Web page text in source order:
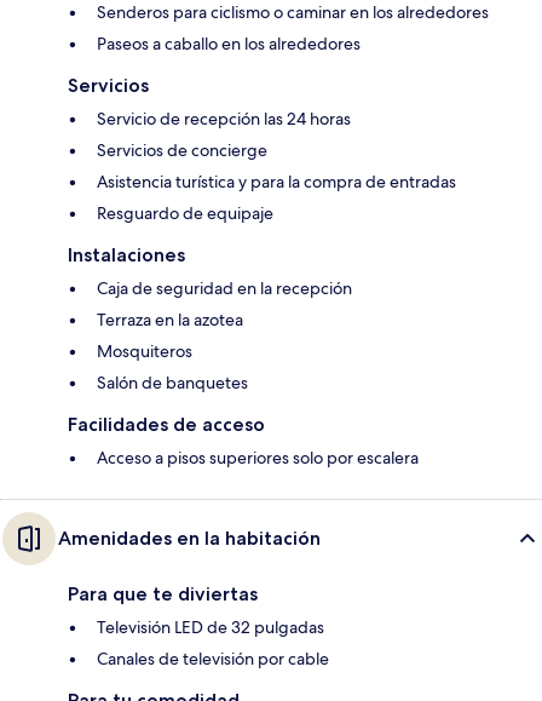
Senderos para ciclismo o caminar en los alrededores
Paseos a caballo en los alrededores
Servicios
Servicio de recepción las 24 horas
Servicios de concierge
Asistencia turística y para la compra de entradas
Resguardo de equipaje
Instalaciones
Caja de seguridad en la recepción
Terraza en la azotea
Mosquiteros
Salón de banquetes
Facilidades de acceso
Acceso a pisos superiores solo por escalera
Amenidades en la habitación
Para que te diviertas
Televisión LED de 32 pulgadas
Canales de televisión por cable